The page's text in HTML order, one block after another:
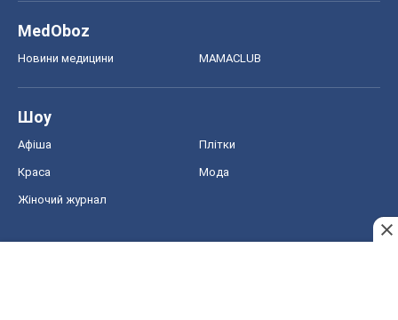
MedOboz
Новини медицини MAMACLUB
Шоу
Афіша Плітки
Краса Мода
Жіночий журнал